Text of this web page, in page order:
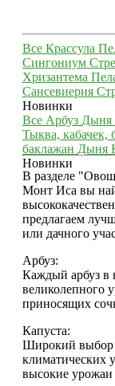
Все Крассула
Сингониум
Хризантема
Сансевиерия
Новинки
Все Арбуз Дыня
Тыква, кабачек,
баклажан Дыня
Новинки
В разделе
Монт Иса вы
предлагаем
или дачного
Арбуз:
Каждый арбуз в
великолепного
приносящих
Капуста:
Широкий выбор
климатических
высокие